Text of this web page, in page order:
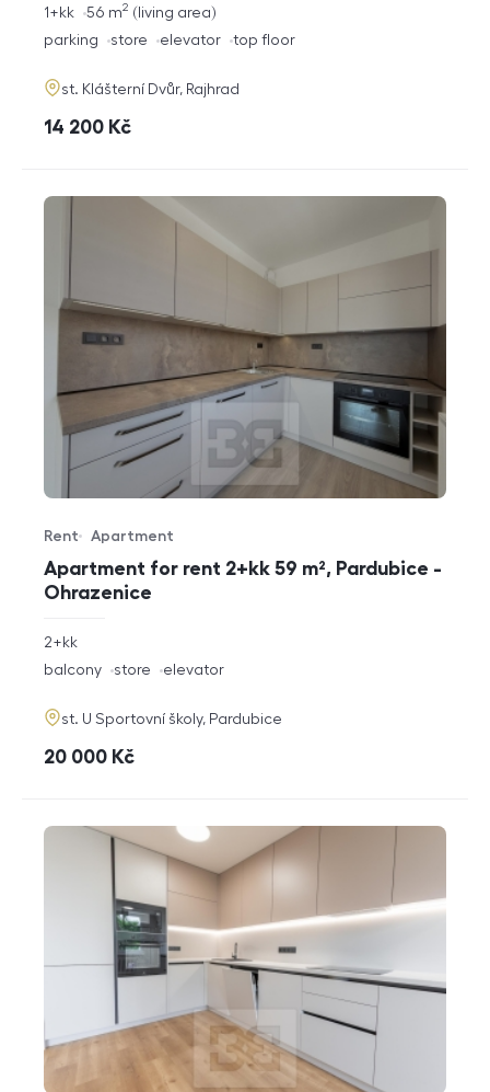
rozměry
disposition
1+kk living area
56 m2
funkce
parking store elevator top floor
adresa
st. Klášterní Dvůr, Rajhrad
cena
14 200 Kč
Apartment for rent 2+kk 59 m², Pardubice -
Ohrazenice
Offer type
Rent
Property type
Apartment
rozměry
disposition
2+kk
funkce
balcony store elevator
adresa
st. U Sportovní školy, Pardubice
cena
20 000 Kč